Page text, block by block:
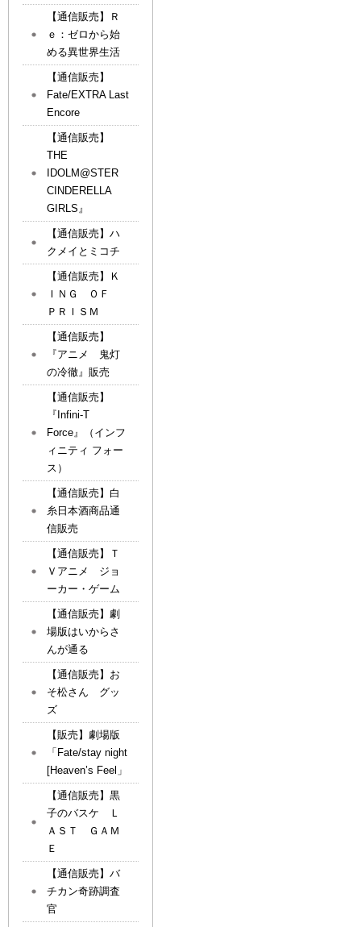
【通信販売】Ｒ
ｅ：ゼロから始
める異世界生活
【通信販売】
Fate/EXTRA Last
Encore
【通信販売】
THE
IDOLM@STER
CINDERELLA
GIRLS』
【通信販売】ハ
クメイとミコチ
【通信販売】Ｋ
ＩＮＧ ＯＦ
ＰＲＩＳＭ
【通信販売】
『アニメ 鬼灯
の冷徹』販売
【通信販売】
『Infini-T
Force』（インフ
ィニティ フォー
ス）
【通信販売】白
糸日本酒商品通
信販売
【通信販売】Ｔ
Ｖアニメ ジョ
ーカー・ゲーム
【通信販売】劇
場版はいからさ
んが通る
【通信販売】お
そ松さん グッ
ズ
【販売】劇場版
「Fate/stay night
[Heaven’s Feel」
【通信販売】黒
子のバスケ Ｌ
ＡＳＴ ＧＡＭ
Ｅ
【通信販売】バ
チカン奇跡調査
官